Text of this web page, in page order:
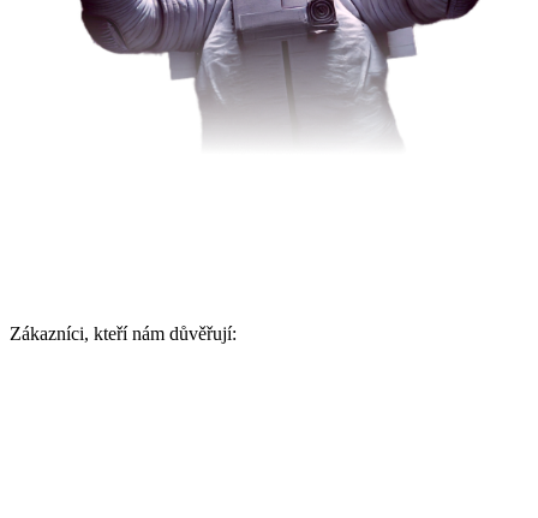
Zákazníci, kteří nám důvěřují: